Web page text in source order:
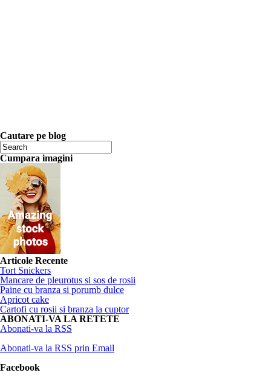
Cautare pe blog
Cumpara imagini
Articole Recente
Tort Snickers
Mancare de pleurotus si sos de rosii
Paine cu branza si porumb dulce
Apricot cake
Cartofi cu rosii si branza la cuptor
ABONATI-VA LA RETETE
Abonati-va la RSS
Abonati-va la RSS prin Email
Facebook